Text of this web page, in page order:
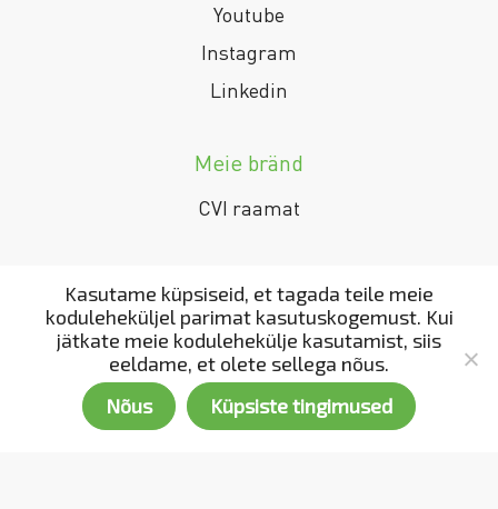
Youtube
Instagram
Linkedin
Meie bränd
CVI raamat
Kasutame küpsiseid, et tagada teile meie
koduleheküljel parimat kasutuskogemust. Kui
jätkate meie kodulehekülje kasutamist, siis
eeldame, et olete sellega nõus.
Nõus
Küpsiste tingimused